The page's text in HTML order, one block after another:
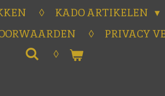
KADO ARTIKELEN
PRIVACY